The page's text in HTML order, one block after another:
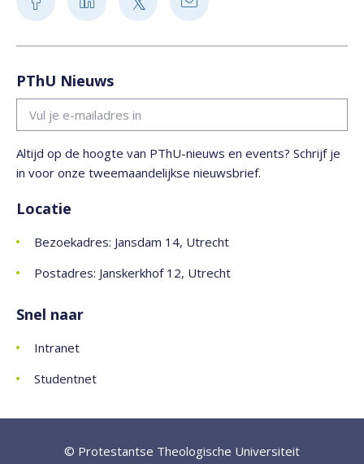
PThU Nieuws
Altijd op de hoogte van PThU-nieuws en events? Schrijf je
in voor onze tweemaandelijkse nieuwsbrief.
Locatie
Bezoekadres: Jansdam 14, Utrecht
Postadres: Janskerkhof 12, Utrecht
Snel naar
Intranet
Studentnet
© Protestantse Theologische Universiteit